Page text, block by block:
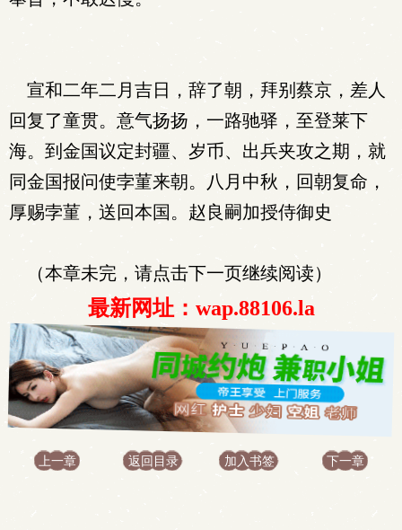
宣和二年二月吉日，辞了朝，拜别蔡京，差人
回复了童贯。意气扬扬，一路驰驿，至登莱下
海。到金国议定封疆、岁币、出兵夹攻之期，就
同金国报问使孛菫来朝。八月中秋，回朝复命，
厚赐孛菫，送回本国。赵良嗣加授侍御史
（本章未完，请点击下一页继续阅读）
最新网址：wap.88106.la
上一章 返回目录 加入书签 下一章